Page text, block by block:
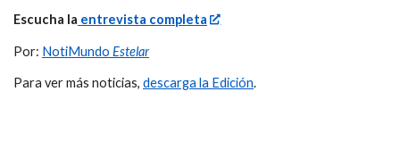
Escucha la entrevista completa
Por: NotiMundo Estelar
Para ver más noticias, descarga la Edición.